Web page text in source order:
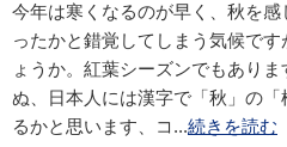
今年は寒くなるのが早く、秋を
ったかと錯覚してしまう気候で
ょうか。紅葉シーズンでもあり
ぬ、日本人には漢字で「秋」の
るかと思います、コ...続きを読む